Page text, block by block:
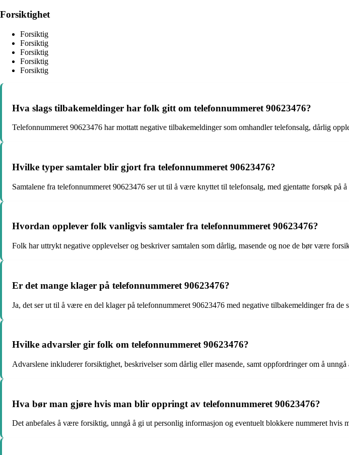
Forsiktighet
Forsiktig
Forsiktig
Forsiktig
Forsiktig
Forsiktig
Hva slags tilbakemeldinger har folk gitt om telefonnummeret 90623476?
Telefonnummeret 90623476 har mottatt negative tilbakemeldinger som omhandler telefonsalg, dårlig
Hvilke typer samtaler blir gjort fra telefonnummeret 90623476?
Samtalene fra telefonnummeret 90623476 ser ut til å være knyttet til telefonsalg, med gjentatte forsøk på
Hvordan opplever folk vanligvis samtaler fra telefonnummeret 90623476?
Folk har uttrykt negative opplevelser og beskriver samtalen som dårlig, masende og noe de bør være
Er det mange klager på telefonnummeret 90623476?
Ja, det ser ut til å være en del klager på telefonnummeret 90623476 med negative tilbakemeldinger fra de
Hvilke advarsler gir folk om telefonnummeret 90623476?
Advarslene inkluderer forsiktighet, beskrivelser som dårlig eller masende, samt oppfordringer om å
Hva bør man gjøre hvis man blir oppringt av telefonnummeret 90623476?
Det anbefales å være forsiktig, unngå å gi ut personlig informasjon og eventuelt blokkere nummeret hvis